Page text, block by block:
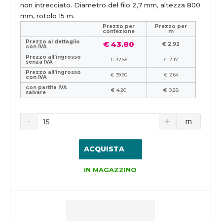
non intrecciato. Diametro del filo 2,7 mm, altezza 800
mm, rotolo 15 m.
Prezzo per
confezione
Prezzo per
m
Prezzo al dettaglio
con IVA € 43.80
€ 2.92
Prezzo all'ingrosso
senza IVA € 32.55
€ 2.17
Prezzo all'ingrosso
con IVA € 39.60
€ 2.64
con partita IVA
salvare € 4.20 € 0.28
m
ACQUISTA
IN MAGAZZINO